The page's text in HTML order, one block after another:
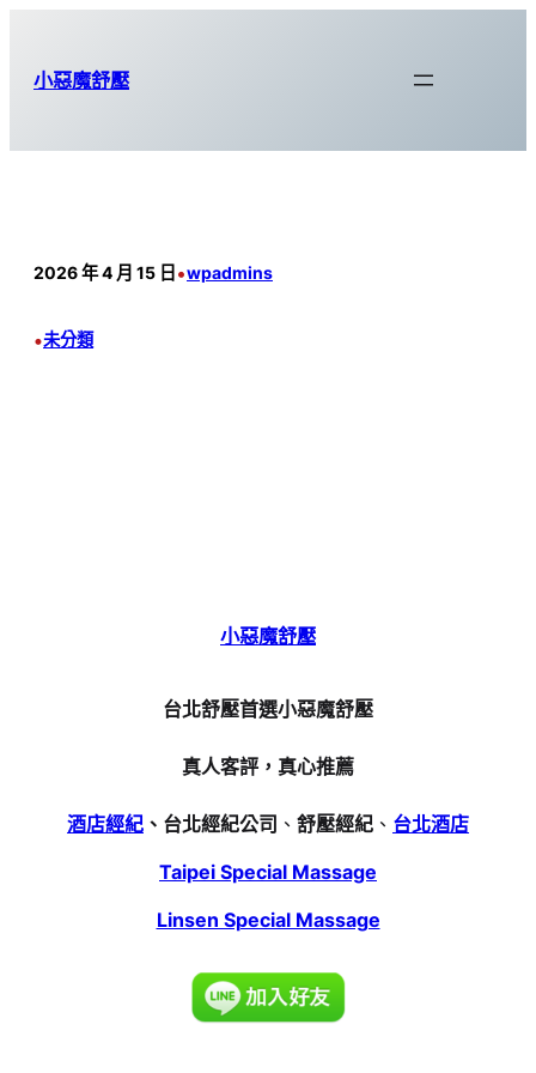
小惡魔舒壓
2026 年 4 月 15 日 •wpadmins
•未分類
小惡魔舒壓
台北舒壓首選小惡魔舒壓
真人客評，真心推薦
酒店經紀 、台北經紀公司 、 舒壓經紀 、 台北酒店
Taipei Special Massage
Linsen Special Massage